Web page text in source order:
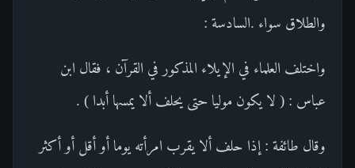
والطلاق سواء .السادسة :
واختلف العلماء في الإيلاء المذكور في القرآن ، فقال ابن
عباس : ( لا يكون موليا حتى يحلف ألا يمسها أبدا ) .
وقال طائفة : إذا حلف ألا يقرب امرأته يوما أو أقل أو أكثر